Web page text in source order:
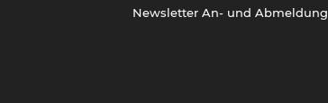
Newsletter An- und Abmeldung